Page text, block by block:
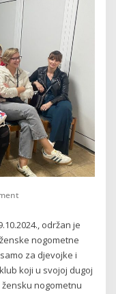
održan je
nogometne
za djevojke i
koji u svojoj dugoj
nogometnu